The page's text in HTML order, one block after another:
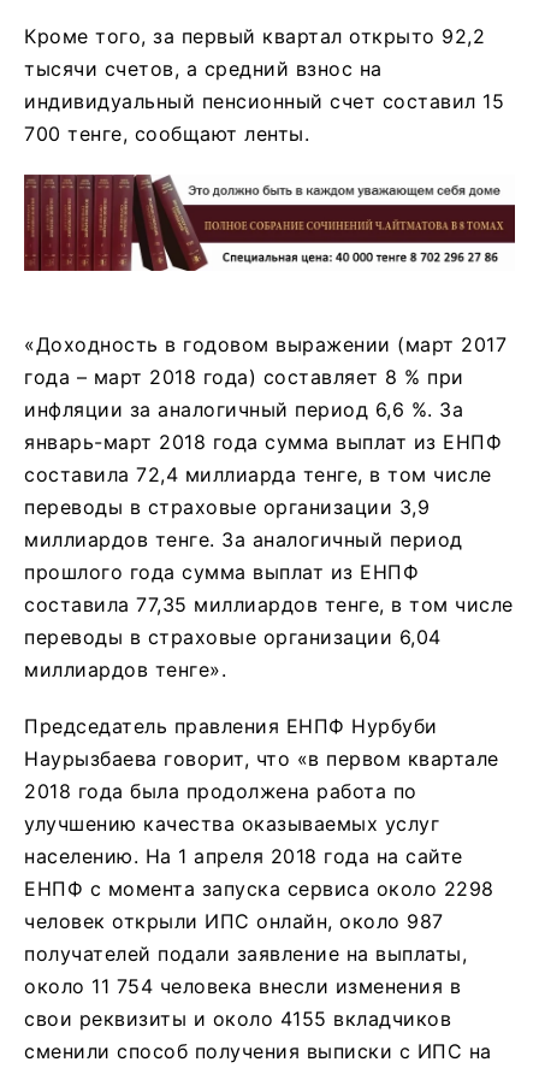
Кроме того, за первый квартал открыто 92,2
тысячи счетов, а средний взнос на
индивидуальный пенсионный счет составил 15
700 тенге, сообщают ленты.
«Доходность в годовом выражении (март 2017
года – март 2018 года) составляет 8 % при
инфляции за аналогичный период 6,6 %. За
январь-март 2018 года сумма выплат из ЕНПФ
составила 72,4 миллиарда тенге, в том числе
переводы в страховые организации 3,9
миллиардов тенге. За аналогичный период
прошлого года сумма выплат из ЕНПФ
составила 77,35 миллиардов тенге, в том числе
переводы в страховые организации 6,04
миллиардов тенге».
Председатель правления ЕНПФ Нурбуби
Наурызбаева говорит, что «в первом квартале
2018 года была продолжена работа по
улучшению качества оказываемых услуг
населению. На 1 апреля 2018 года на сайте
ЕНПФ с момента запуска сервиса около 2298
человек открыли ИПС онлайн, около 987
получателей подали заявление на выплаты,
около 11 754 человека внесли изменения в
свои реквизиты и около 4155 вкладчиков
сменили способ получения выписки с ИПС на